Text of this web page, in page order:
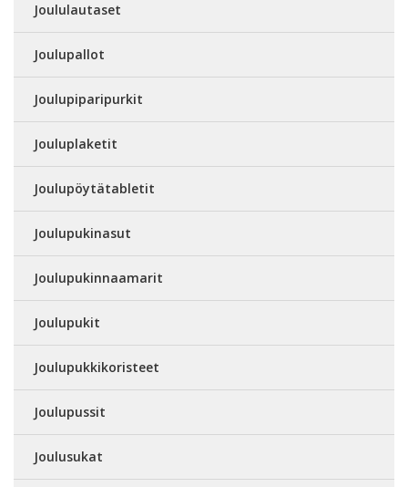
Joululautaset
Joulupallot
Joulupiparipurkit
Jouluplaketit
Joulupöytätabletit
Joulupukinasut
Joulupukinnaamarit
Joulupukit
Joulupukkikoristeet
Joulupussit
Joulusukat